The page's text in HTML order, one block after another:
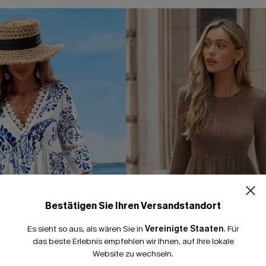
Bestätigen Sie Ihren Versandstandort
Es sieht so aus, als wären Sie in Vereinigte Staaten. Für
das beste Erlebnis empfehlen wir Ihnen, auf Ihre lokale
Website zu wechseln.